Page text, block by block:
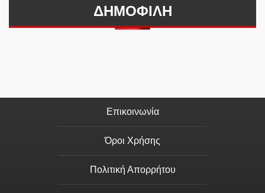
ΔΗΜΟΦΙΛΗ
Επικοινωνία
Όροι Χρήσης
Πολιτική Απορρήτου